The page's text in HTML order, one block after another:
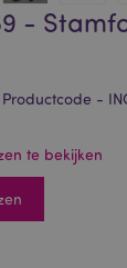
-
Productcode -
te bekijken